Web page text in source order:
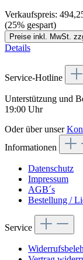
Verkaufspreis:
(25% gespart)
Preise inkl. MwSt.
Details
Service-Hotline
Unterstützung und
19:00 Uhr
Oder über unser
Informationen
Datenschutz
Impressum
AGB´s
Bestellung /
Service